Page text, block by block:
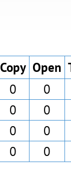
Copy Open
0
0
0
0
0
0
0 0